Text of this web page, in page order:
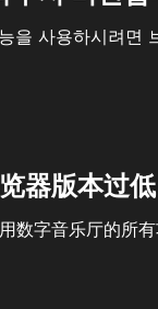
을 사용하시려면
器版本过低
数字音乐厅的所有